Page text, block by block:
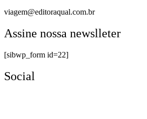
viagem@editoraqual.com.br
Assine nossa newslleter
[sibwp_form id=22]
Social